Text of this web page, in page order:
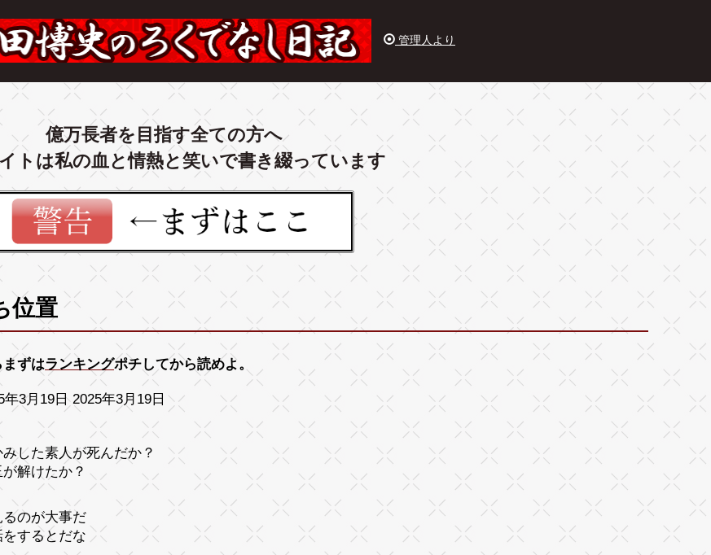
管理人より
億万長者を目指す全ての方へ
トは私の血と情熱と笑いで書き綴っています
位置
ずはランキングポチしてから読めよ。
年3月19日 2025年3月19日
した素人が死んだか？
解けたか？
るのが大事だ
するとだな